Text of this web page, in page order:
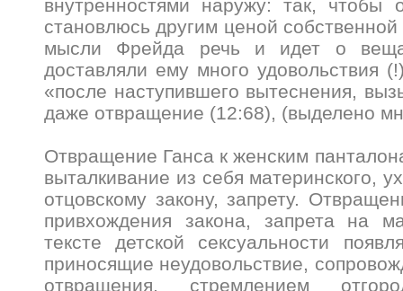
внутренностями наружу: так, чтобы
становлюсь другим ценой
мысли Фрейда речь и идет о
доставляли ему много удовольствия
«после наступившего вытеснения,
даже отвращение (12:68), (выделено
Отвращение Ганса к женским
выталкивание из себя материнского,
отцовскому закону, запрету.
привхождения закона, запрета на
тексте детской сексуальности
приносящие неудовольствие,
отвращения, стремлением